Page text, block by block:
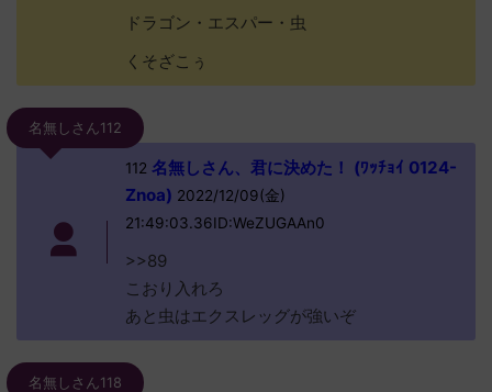
ドラゴン・エスパー・虫
くそざこぅ
名無しさん112
112 名無しさん、君に決めた！ (ﾜｯﾁｮｲ 0124-
Znoa) 2022/12/09(金)
21:49:03.36ID:WeZUGAAn0
>>89
こおり入れろ
あと虫はエクスレッグが強いぞ
名無しさん118